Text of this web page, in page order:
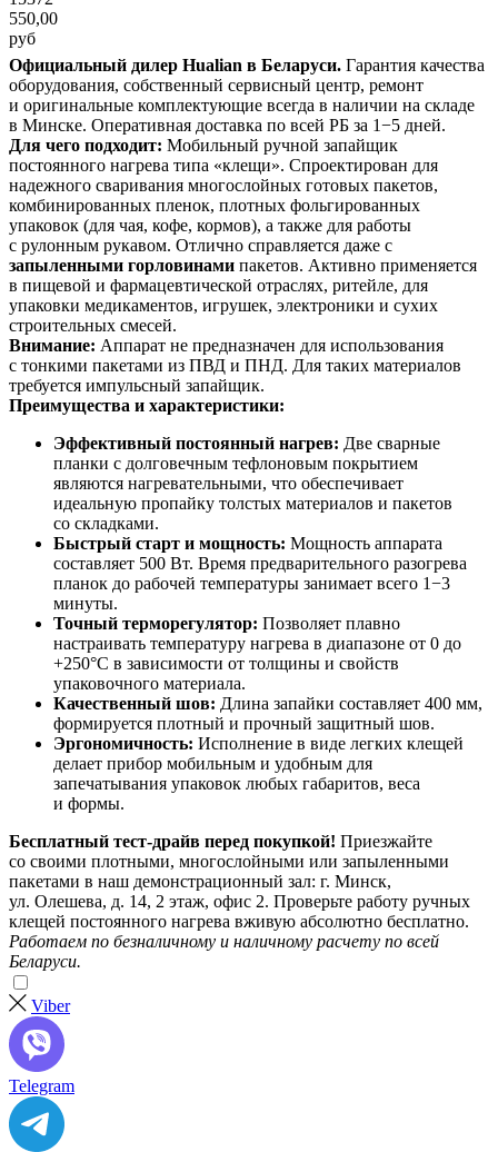
550,00
руб
Официальный дилер Hualian в Беларуси. Гарантия качества
оборудования, собственный сервисный центр, ремонт
и оригинальные комплектующие всегда в наличии на складе
в Минске. Оперативная доставка по всей РБ за 1−5 дней.
Для чего подходит: Мобильный ручной запайщик
постоянного нагрева типа «клещи». Спроектирован для
надежного сваривания многослойных готовых пакетов,
комбинированных пленок, плотных фольгированных
упаковок (для чая, кофе, кормов), а также для работы
с рулонным рукавом. Отлично справляется даже с
запыленными горловинами пакетов. Активно применяется
в пищевой и фармацевтической отраслях, ритейле, для
упаковки медикаментов, игрушек, электроники и сухих
строительных смесей.
Внимание: Аппарат не предназначен для использования
с тонкими пакетами из ПВД и ПНД. Для таких материалов
требуется импульсный запайщик.
Преимущества и характеристики:
Эффективный постоянный нагрев: Две сварные
планки с долговечным тефлоновым покрытием
являются нагревательными, что обеспечивает
идеальную пропайку толстых материалов и пакетов
со складками.
Быстрый старт и мощность: Мощность аппарата
составляет 500 Вт. Время предварительного разогрева
планок до рабочей температуры занимает всего 1−3
минуты.
Точный терморегулятор: Позволяет плавно
настраивать температуру нагрева в диапазоне от 0 до
+250°C в зависимости от толщины и свойств
упаковочного материала.
Качественный шов: Длина запайки составляет 400 мм,
формируется плотный и прочный защитный шов.
Эргономичность: Исполнение в виде легких клещей
делает прибор мобильным и удобным для
запечатывания упаковок любых габаритов, веса
и формы.
Бесплатный тест-драйв перед покупкой! Приезжайте
со своими плотными, многослойными или запыленными
пакетами в наш демонстрационный зал: г. Минск,
ул. Олешева, д. 14, 2 этаж, офис 2. Проверьте работу ручных
клещей постоянного нагрева вживую абсолютно бесплатно.
Работаем по безналичному и наличному расчету по всей
Беларуси.
Viber
Telegram